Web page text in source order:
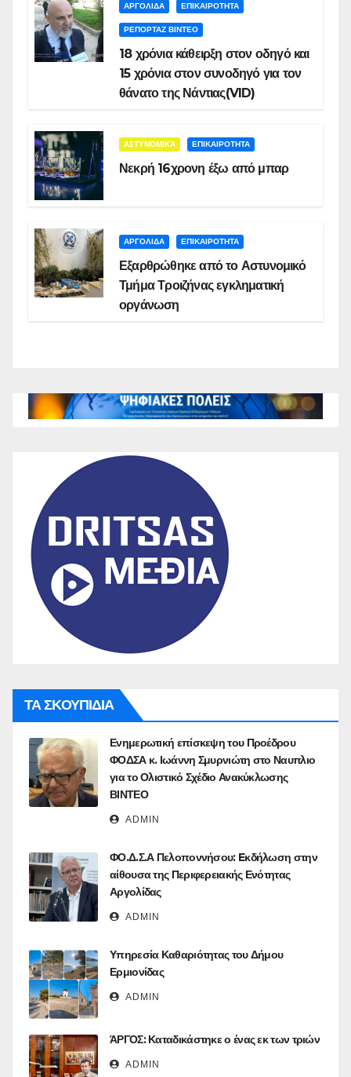
ΑΡΓΟΛΙΔΑ ΕΠΙΚΑΙΡΟΤΗΤΑ
ΡΕΠΟΡΤΑΖ ΒΙΝΤΕΟ
18 χρόνια κάθειρξη στον οδηγό και
15 χρόνια στον συνοδηγό για τον
θάνατο της Νάντιας(VID)
ΑΣΤΥΝΟΜΙΚΑ ΕΠΙΚΑΙΡΟΤΗΤΑ
Νεκρή 16χρονη έξω από μπαρ
ΑΡΓΟΛΙΔΑ ΕΠΙΚΑΙΡΟΤΗΤΑ
Εξαρθρώθηκε από το Αστυνομικό
Τμήμα Τροιζήνας εγκληματική
οργάνωση
ΤΑ ΣΚΟΥΠΙΔΙΑ
Ενημερωτική επίσκεψη του Προέδρου
ΦΟΔΣΑ κ. Ιωάννη Σμυρνιώτη στο Ναυπλιο
για το Ολιστικό Σχέδιο Ανακύκλωσης
ΒΙΝΤΕΟ
ADMIN
ΦΟ.Δ.Σ.Α Πελοποννήσου: Eκδήλωση στην
αίθουσα της Περιφερειακής Ενότητας
Αργολίδας
ADMIN
Υπηρεσία Καθαριότητας του Δήμου
Ερμιονίδας
ADMIN
ΆΡΓΟΣ: Καταδικάστηκε ο ένας εκ των τριών
ADMIN